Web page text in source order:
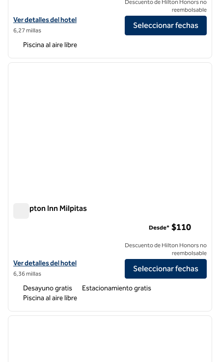
Ver detalles del hotel Avatar Hotel Santa Clara, Tapestry Collection
Ver detalles del hotel
6,27 millas
Descuento de Hilton Honors no
reembolsable
Seleccionar fechas
Piscina al aire libre
1 de 12
Hampton Inn Milpitas
Ver detalles del hotel Hampton Inn Milpitas
Ver detalles del hotel
6,36 millas
Desde* $110
Descuento de Hilton Honors no
reembolsable
Seleccionar fechas
Desayuno gratis
Estacionamiento gratis
Piscina al aire libre
1 de 11